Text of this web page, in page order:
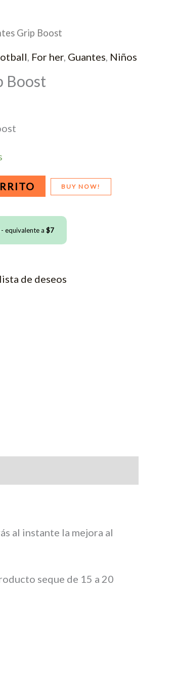
Grip Boost
For her, Guantes Niños
Boost
BUY NOW!
- equivalente a $7
de deseos
al instante la mejora al
seque de 15 a 20